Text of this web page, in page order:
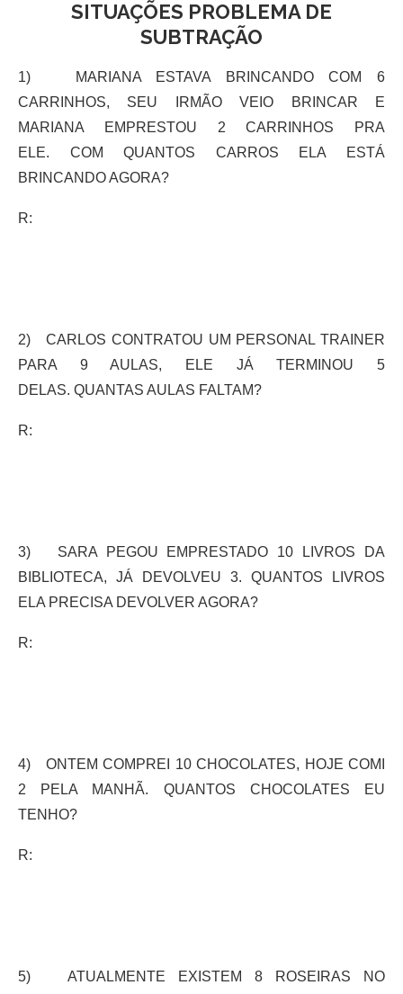
SITUAÇÕES PROBLEMA DE
SUBTRAÇÃO
1) MARIANA ESTAVA BRINCANDO COM 6
CARRINHOS, SEU IRMÃO VEIO BRINCAR E
MARIANA EMPRESTOU 2 CARRINHOS PRA
ELE. COM QUANTOS CARROS ELA ESTÁ
BRINCANDO AGORA?
R:
2) CARLOS CONTRATOU UM PERSONAL TRAINER
PARA 9 AULAS, ELE JÁ TERMINOU 5
DELAS. QUANTAS AULAS FALTAM?
R:
3) SARA PEGOU EMPRESTADO 10 LIVROS DA
BIBLIOTECA, JÁ DEVOLVEU 3. QUANTOS LIVROS
ELA PRECISA DEVOLVER AGORA?
R:
4) ONTEM COMPREI 10 CHOCOLATES, HOJE COMI
2 PELA MANHÃ. QUANTOS CHOCOLATES EU
TENHO?
R:
5) ATUALMENTE EXISTEM 8 ROSEIRAS NO